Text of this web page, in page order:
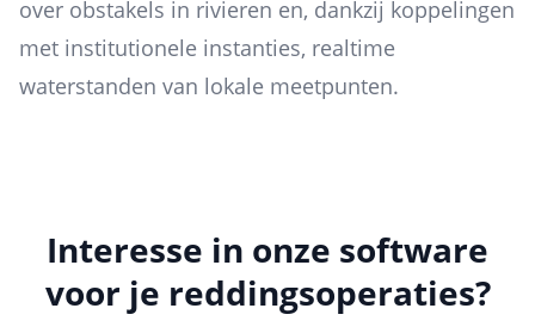
over obstakels in rivieren en, dankzij koppelingen
met institutionele instanties, realtime
waterstanden van lokale meetpunten.
Interesse in onze software
voor je reddingsoperaties?